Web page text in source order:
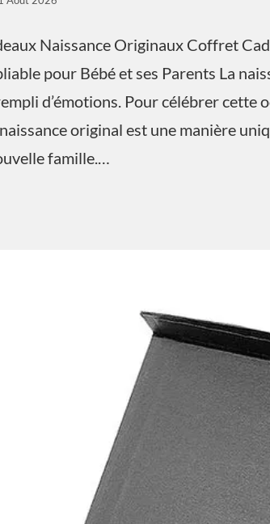
Naissance Originaux Coffret
pour Bébé et ses Parents La
d’émotions. Pour célébrer cette
original est une manière
famille.…